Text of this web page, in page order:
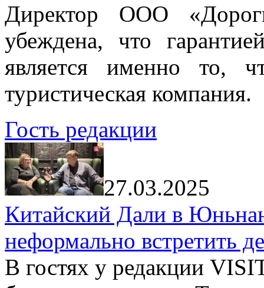
Директор ООО
убеждена, что
является именно то,
туристическая компания.
Гость редакции
27.03.2025
Китайский Дали в
неформально встретить
В гостях у редакции